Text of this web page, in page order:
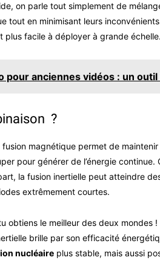
on parle tout simplement de
tout en minimisant leurs
plus facile à déployer à grande échelle.
pour anciennes vidéos : un
?
fusion magnétique permet de
pour générer de l’énergie
la fusion inertielle peut atteindre
extrêmement courtes.
obtiens le meilleur des deux mondes
brille par son efficacité
nucléaire plus stable, mais aussi